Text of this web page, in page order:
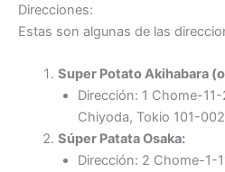
Direcciones:
Estas son algunas de las
Super Potato Akihabara
Dirección: 1 Chome-
Chiyoda, Tokio 101-
Súper Patata Osaka:
Dirección: 2 Chome-1-